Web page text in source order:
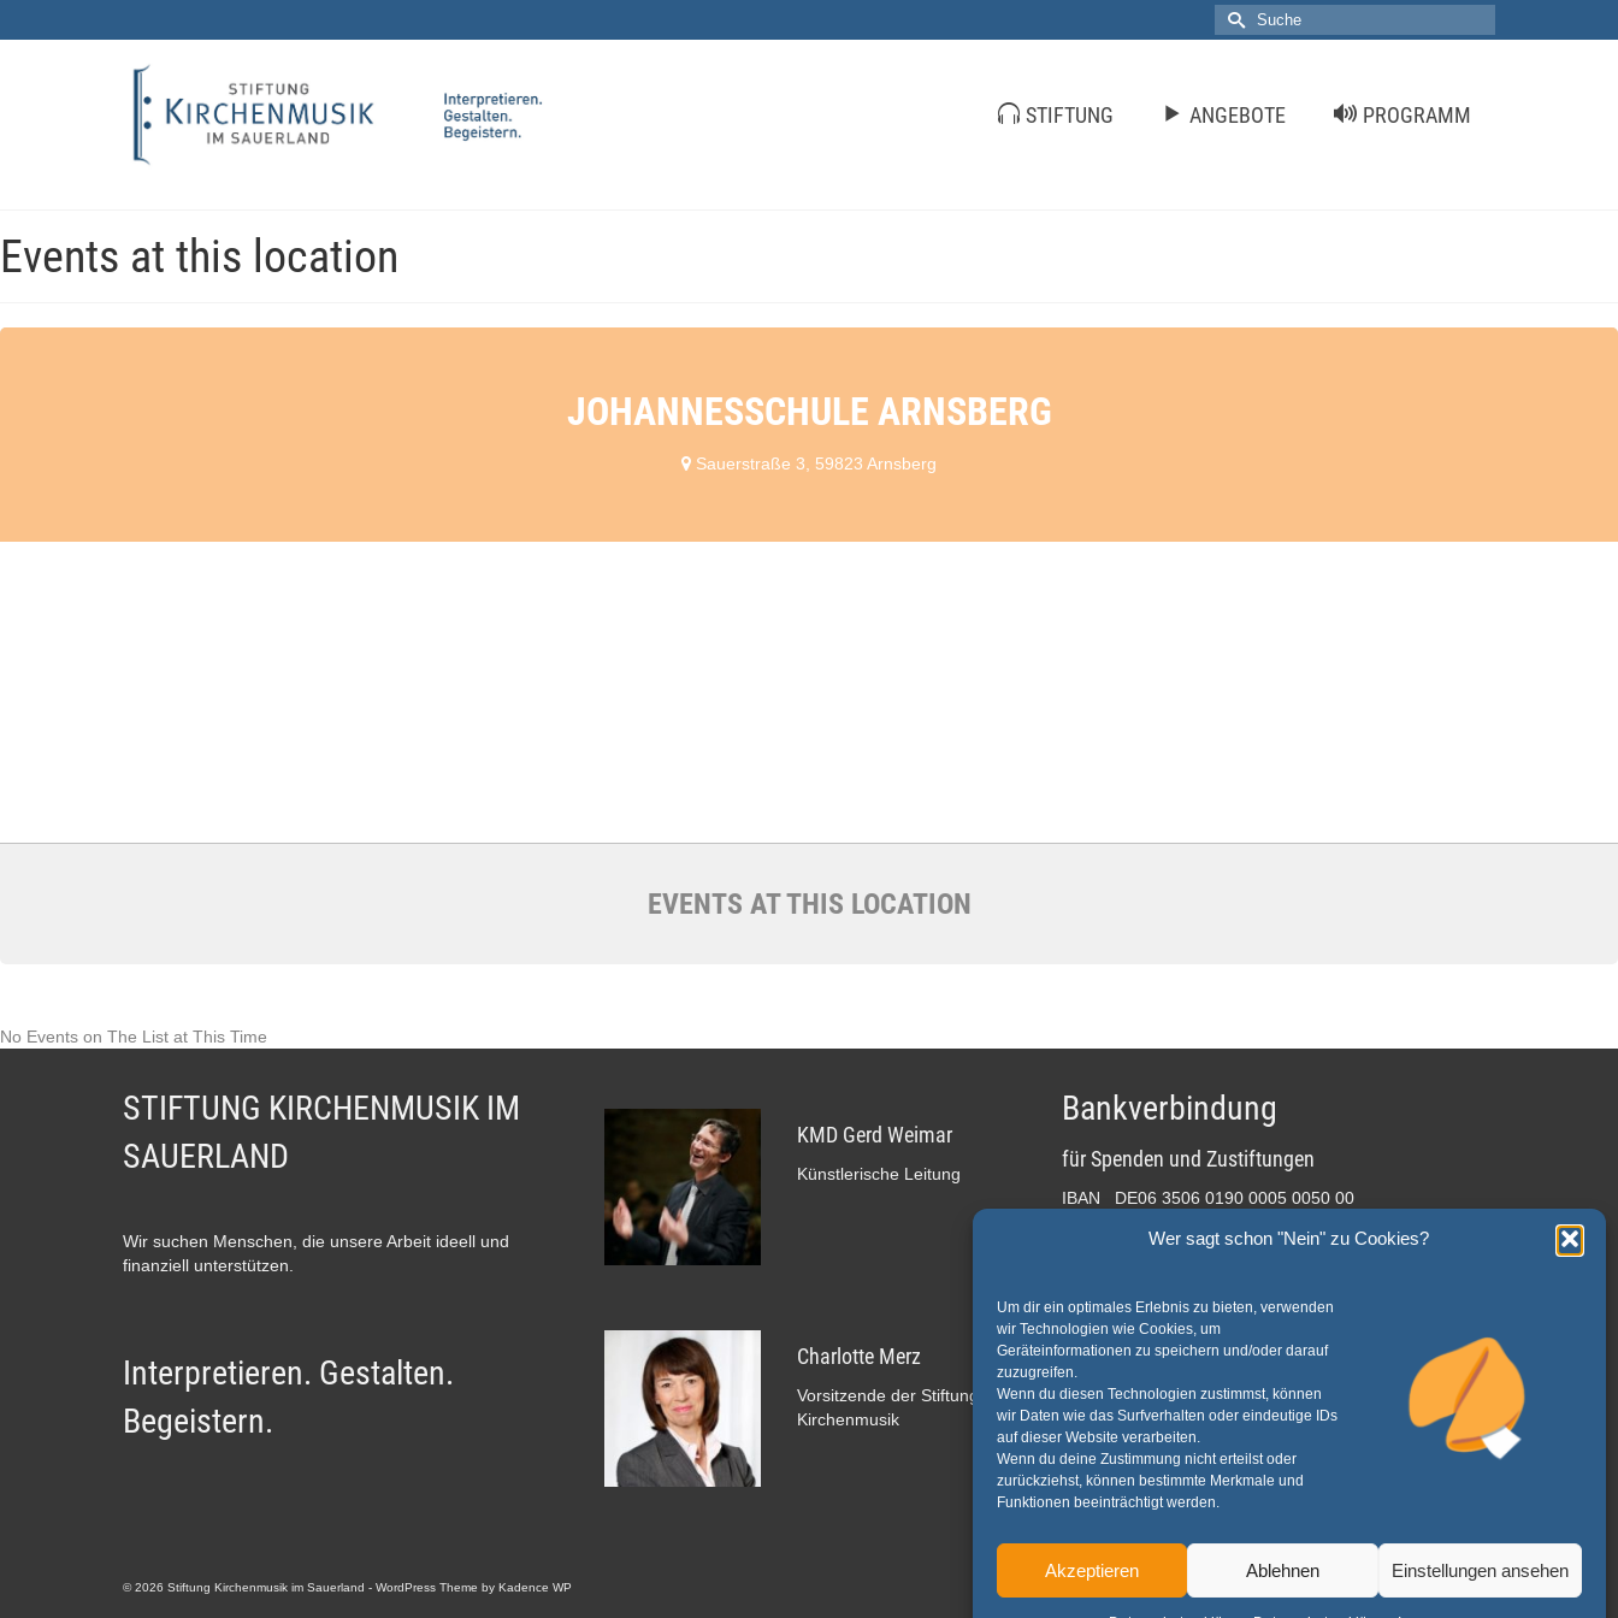
Wer sagt schon "Nein" zu Cookies?
Um dir ein optimales Erlebnis zu bieten, verwenden
wir Technologien wie Cookies, um
Geräteinformationen zu speichern und/oder darauf
zuzugreifen.
Wenn du diesen Technologien zustimmst, können
wir Daten wie das Surfverhalten oder eindeutige IDs
auf dieser Website verarbeiten.
Wenn du deine Zustimmung nicht erteilst oder
zurückziehst, können bestimmte Merkmale und
Funktionen beeinträchtigt werden.
Akzeptieren Ablehnen Einstellungen ansehen
Suche
nach:
STIFTUNG ANGEBOTE PROGRAMM
Events at this location
JOHANNESSCHULE ARNSBERG
Sauerstraße 3, 59823 Arnsberg
EVENTS AT THIS LOCATION
No Events on The List at This Time
STIFTUNG KIRCHENMUSIK IM
SAUERLAND
Wir suchen Menschen, die unsere Arbeit ideell und
finanziell unterstützen.
Interpretieren. Gestalten.
Begeistern.
KMD Gerd Weimar
Künstlerische Leitung
Charlotte Merz
Vorsitzende der Stiftung
Kirchenmusik
Bankverbindung
für Spenden und Zustiftungen
IBAN DE06 3506 0190 0005 0050 00
Verwendungszweck:
Wenn Sie eine Spendenquittung erhalten möchten, notieren Sie bitte im
Auf der Hude 6, 59823 Arnsberg
info@stiftungkirchenmusik.de
© 2026 Stiftung Kirchenmusik im Sauerland - WordPress Theme by Kadence WP